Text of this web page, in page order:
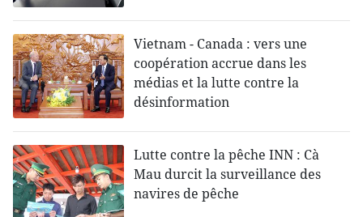
Vietnam - Canada : vers une
coopération accrue dans les
médias et la lutte contre la
désinformation
Lutte contre la pêche INN : Cà
Mau durcit la surveillance des
navires de pêche